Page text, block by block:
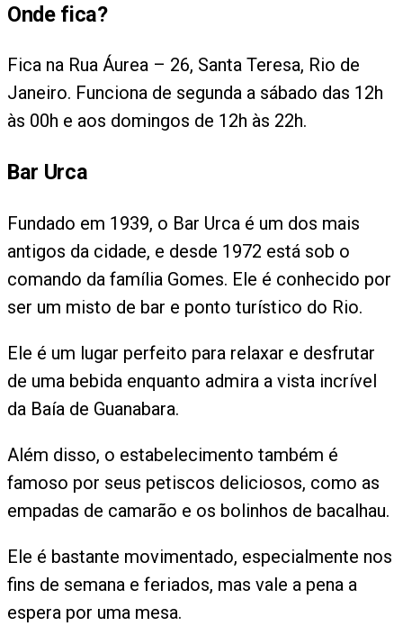
Onde fica?
Fica na Rua Áurea – 26, Santa Teresa, Rio de
Janeiro. Funciona de segunda a sábado das 12h
às 00h e aos domingos de 12h às 22h.
Bar Urca
Fundado em 1939, o Bar Urca é um dos mais
antigos da cidade, e desde 1972 está sob o
comando da família Gomes. Ele é conhecido por
ser um misto de bar e ponto turístico do Rio.
Ele é um lugar perfeito para relaxar e desfrutar
de uma bebida enquanto admira a vista incrível
da Baía de Guanabara.
Além disso, o estabelecimento também é
famoso por seus petiscos deliciosos, como as
empadas de camarão e os bolinhos de bacalhau.
Ele é bastante movimentado, especialmente nos
fins de semana e feriados, mas vale a pena a
espera por uma mesa.